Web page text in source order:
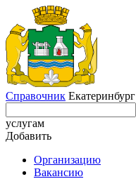
Справочник Екатеринбург
услугам
Добавить
Организацию
Вакансию